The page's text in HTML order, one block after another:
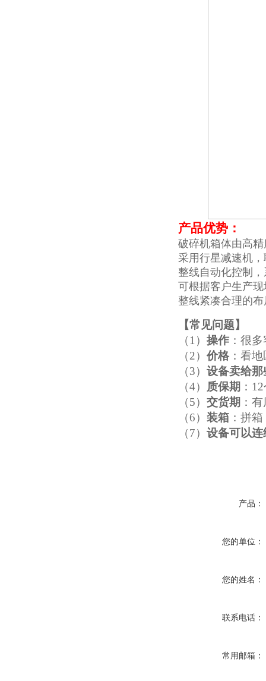
产品优势：
破碎机箱体由高
采用行星减速机
整线自动化控制
可根据客户生产
整线紧凑合理的
【常见问题】
（1） 操作 ：很
（2） 价格 ：看
（3） 设备卖给那
（4） 质保期 ：
（5） 交货期 ：
（6） 装箱 ：拼箱
（7） 设备可以
产品：
您的单位：
您的姓名：
联系电话：
常用邮箱：